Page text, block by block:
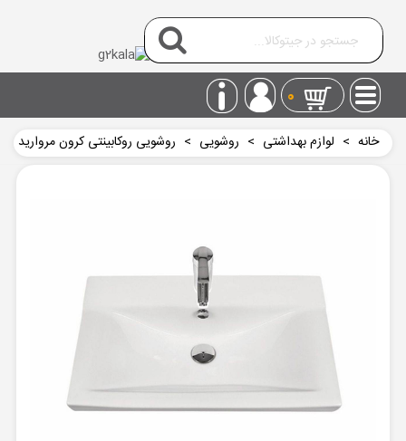
0
خانه > لوازم بهداشتی > روشويی > روشویی روکابینتی کرون مروارید